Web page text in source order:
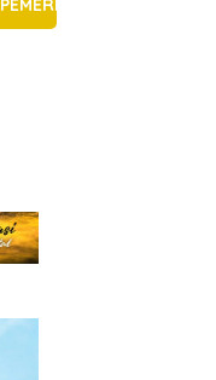
PEMERINTAHAN